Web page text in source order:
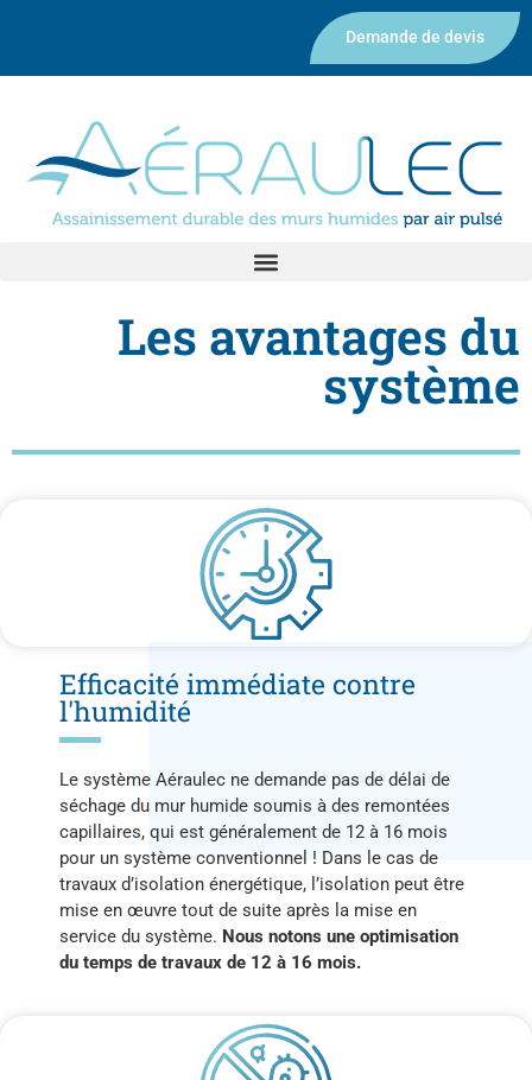
Demande de devis
Les avantages du
système
Efficacité immédiate contre
l'humidité
Le système Aéraulec ne demande pas de délai de
séchage du mur humide soumis à des remontées
capillaires, qui est généralement de 12 à 16 mois
pour un système conventionnel ! Dans le cas de
travaux d’isolation énergétique, l’isolation peut être
mise en œuvre tout de suite après la mise en
service du système. Nous notons une optimisation
du temps de travaux de 12 à 16 mois.